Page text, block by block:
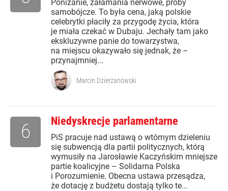
Poniżanie, załamania nerwowe, próby
samobójcze. To była cena, jaką polskie
celebrytki płaciły za przygodę życia, która
je miała czekać w Dubaju. Jechały tam jako
ekskluzywne panie do towarzystwa,
na miejscu okazywało się jednak, że –
przynajmniej...
Marcin Dzierżanowski
Niedyskrecje parlamentarne
PiS pracuje nad ustawą o wtórnym dzieleniu
się subwencją dla partii politycznych, którą
wymusiły na Jarosławie Kaczyńskim mniejsze
partie koalicyjne – Solidarna Polska
i Porozumienie. Obecna ustawa przesądza,
że dotację z budżetu dostają tylko te...
6